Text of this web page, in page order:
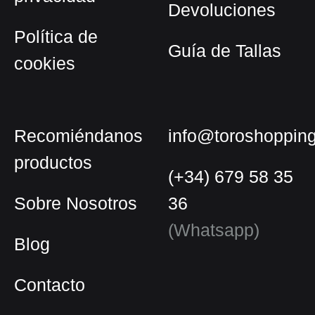
producto
Política de
cookies
Devoluciones
Guía de Tallas
Recomiéndanos
productos
Sobre Nosotros
Blog
Contacto
(+34) 679 58 35
36
(Whatsapp)
Español